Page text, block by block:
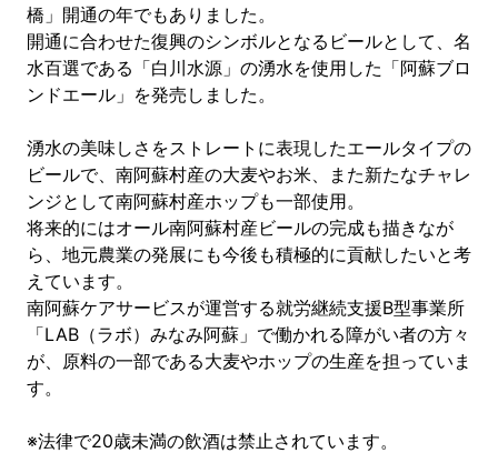
橋」開通の年でもありました。
開通に合わせた復興のシンボルとなるビールとして、名
水百選である「白川水源」の湧水を使用した「阿蘇ブロ
ンドエール」を発売しました。
湧水の美味しさをストレートに表現したエールタイプの
ビールで、南阿蘇村産の大麦やお米、また新たなチャレ
ンジとして南阿蘇村産ホップも一部使用。
将来的にはオール南阿蘇村産ビールの完成も描きなが
ら、地元農業の発展にも今後も積極的に貢献したいと考
えています。
南阿蘇ケアサービスが運営する就労継続支援B型事業所
「LAB（ラボ）みなみ阿蘇」で働かれる障がい者の方々
が、原料の一部である大麦やホップの生産を担っていま
す。
※法律で20歳未満の飲酒は禁止されています。